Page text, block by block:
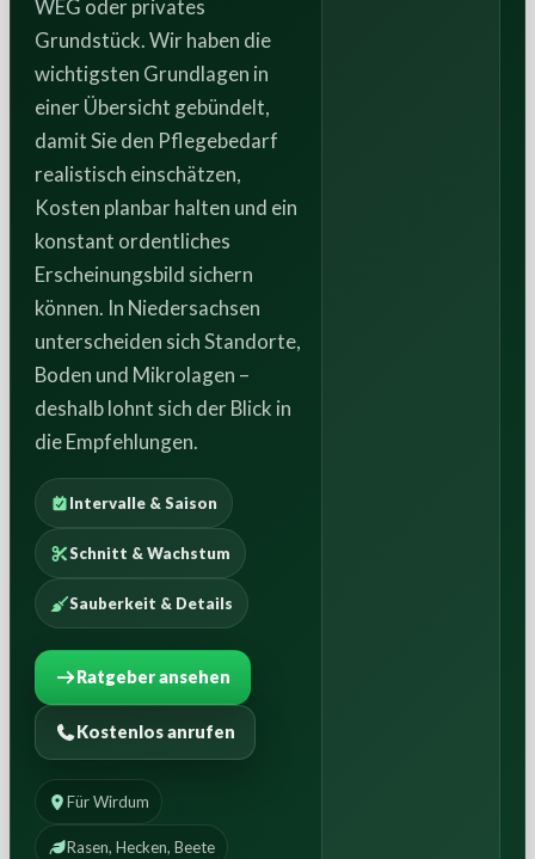
WEG oder privates
Grundstück. Wir haben die
wichtigsten Grundlagen in
einer Übersicht gebündelt,
damit Sie den Pflegebedarf
realistisch einschätzen,
Kosten planbar halten und ein
konstant ordentliches
Erscheinungsbild sichern
können. In Niedersachsen
unterscheiden sich Standorte,
Boden und Mikrolagen –
deshalb lohnt sich der Blick in
die Empfehlungen.
Intervalle & Saison
Schnitt & Wachstum
Sauberkeit & Details
Ratgeber ansehen
Kostenlos anrufen
Für Wirdum
Rasen, Hecken, Beete